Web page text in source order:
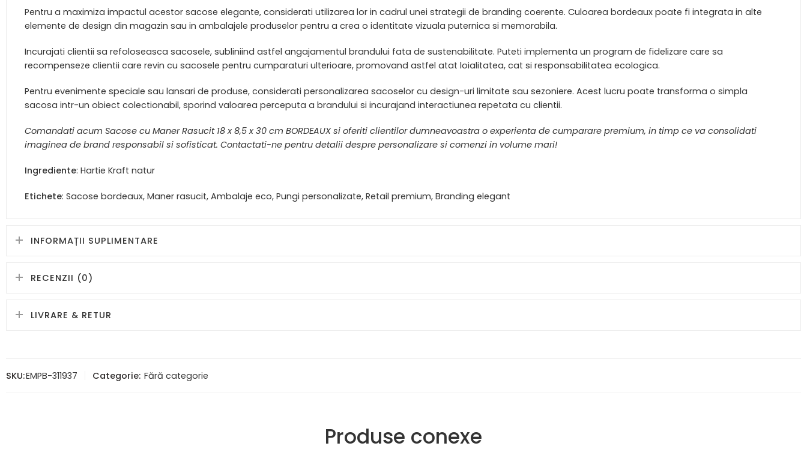
Pentru a maximiza impactul acestor sacose elegante, considerati utilizarea lor in cadrul unei strategii de branding coerente. Culoarea bordeaux poate fi integrata in alte
elemente de design din magazin sau in ambalajele produselor pentru a crea o identitate vizuala puternica si memorabila.
Incurajati clientii sa refoloseasca sacosele, subliniind astfel angajamentul brandului fata de sustenabilitate. Puteti implementa un program de fidelizare care sa
recompenseze clientii care revin cu sacosele pentru cumparaturi ulterioare, promovand astfel atat loialitatea, cat si responsabilitatea ecologica.
Pentru evenimente speciale sau lansari de produse, considerati personalizarea sacoselor cu design-uri limitate sau sezoniere. Acest lucru poate transforma o simpla
sacosa intr-un obiect colectionabil, sporind valoarea perceputa a brandului si incurajand interactiunea repetata cu clientii.
Comandati acum Sacose cu Maner Rasucit 18 x 8,5 x 30 cm BORDEAUX si oferiti clientilor dumneavoastra o experienta de cumparare premium, in timp ce va consolidati
imaginea de brand responsabil si sofisticat. Contactati-ne pentru detalii despre personalizare si comenzi in volume mari!
Ingrediente: Hartie Kraft natur
Etichete: Sacose bordeaux, Maner rasucit, Ambalaje eco, Pungi personalizate, Retail premium, Branding elegant
INFORMAȚII SUPLIMENTARE
RECENZII (0)
LIVRARE & RETUR
SKU:EMPB-311937 Categorie: Fără categorie
Produse conexe